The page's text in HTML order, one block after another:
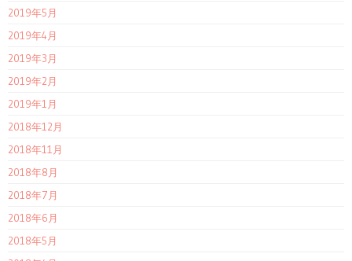
2019年5月
2019年4月
2019年3月
2019年2月
2019年1月
2018年12月
2018年11月
2018年8月
2018年7月
2018年6月
2018年5月